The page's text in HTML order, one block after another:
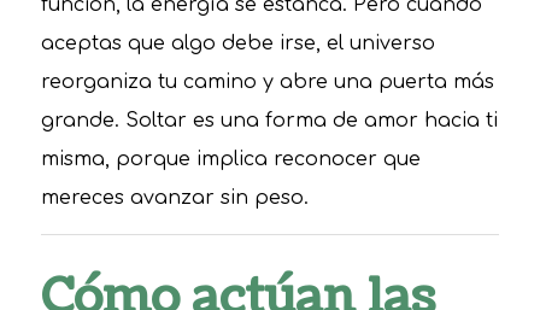
función, la energía se estanca. Pero cuando
aceptas que algo debe irse, el universo
reorganiza tu camino y abre una puerta más
grande. Soltar es una forma de amor hacia ti
misma, porque implica reconocer que
mereces avanzar sin peso.